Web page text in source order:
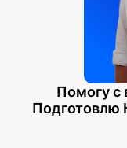
Помогу с
Подготовлю